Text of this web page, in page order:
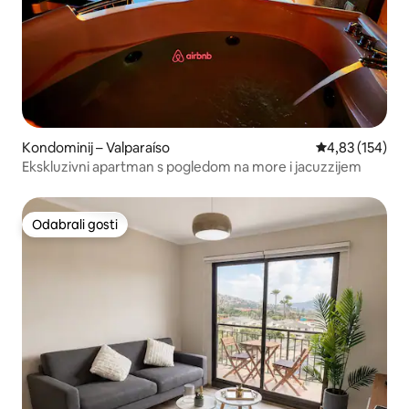
Kondominij – Valparaíso Prosječna
4,83 (154)
Ekskluzivni apartman s pogledom na more i jacuzzijem
Odabrali gosti
Odabrali gosti